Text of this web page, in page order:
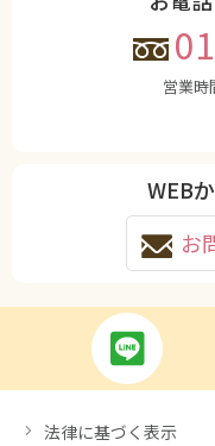
営業時
WEB
お
法律に基づく表示